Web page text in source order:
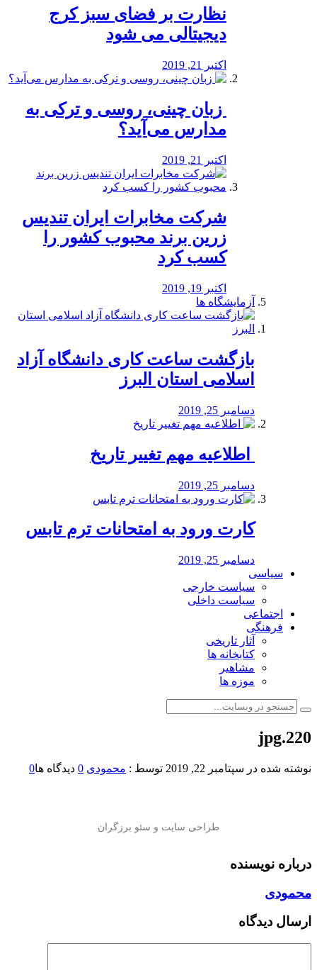
نظارت بر فضای سبز کرج
دیجیتالی می شود
اکتبر 21, 2019
️ زبان چینی، روسی و ترکی به
مدارس می‌آید؟
اکتبر 21, 2019
شرکت مخابرات ایران تندیس
زرین برند محبوب کشور را
کسب کرد
اکتبر 19, 2019
آزمایشگاه ها
بازگشت ساعت کاری دانشگاه آزاد
اسلامی استان البرز
دسامبر 25, 2019
️ اطلاعیه مهم تغییر تاریخ
دسامبر 25, 2019
کارت ورود به امتحانات ترم تابس
دسامبر 25, 2019
سیاسی
سیاست خارجی
سیاست داخلی
اجتماعی
فرهنگی
آثار تاریخی
کتابخانه ها
مشاهیر
موزه ها
220.jpg
نوشته شده در سپتامبر 22, 2019 توسط : محمودی 0 دیدگاه ها0
درباره نویسنده
محمودی
ارسال دیدگاه